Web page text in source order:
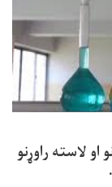
لاسته راوړنو